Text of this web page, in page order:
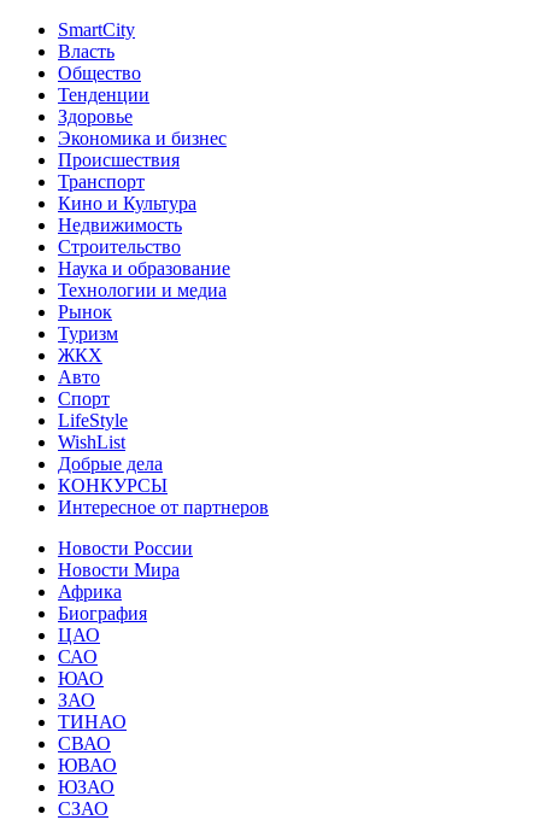
SmartCity
Власть
Общество
Тенденции
Здоровье
Экономика и бизнес
Происшествия
Транспорт
Кино и Культура
Недвижимость
Строительство
Наука и образование
Технологии и медиа
Рынок
Туризм
ЖКХ
Авто
Спорт
LifeStyle
WishList
Добрые дела
КОНКУРСЫ
Интересное от партнеров
Новости России
Новости Мира
Африка
Биография
ЦАО
САО
ЮАО
ЗАО
ТИНАО
СВАО
ЮВАО
ЮЗАО
СЗАО